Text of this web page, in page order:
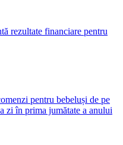
rezultate financiare pentru
pentru bebeluși de pe
zi în prima jumătate a anului